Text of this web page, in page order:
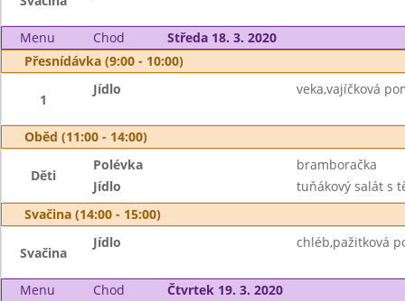
Menu Chod
Středa 18. 3. 2020
Přesnídávka (9:00 - 10:00)
1
Jídlo veka,vajíčková
Oběd (11:00 - 14:00)
Děti
Polévka
bramboračka
Jídlo
tuňákový salát s
Svačina (14:00 - 15:00)
Svačina
Jídlo chléb,pažitková
Menu Chod
Čtvrtek 19. 3. 2020